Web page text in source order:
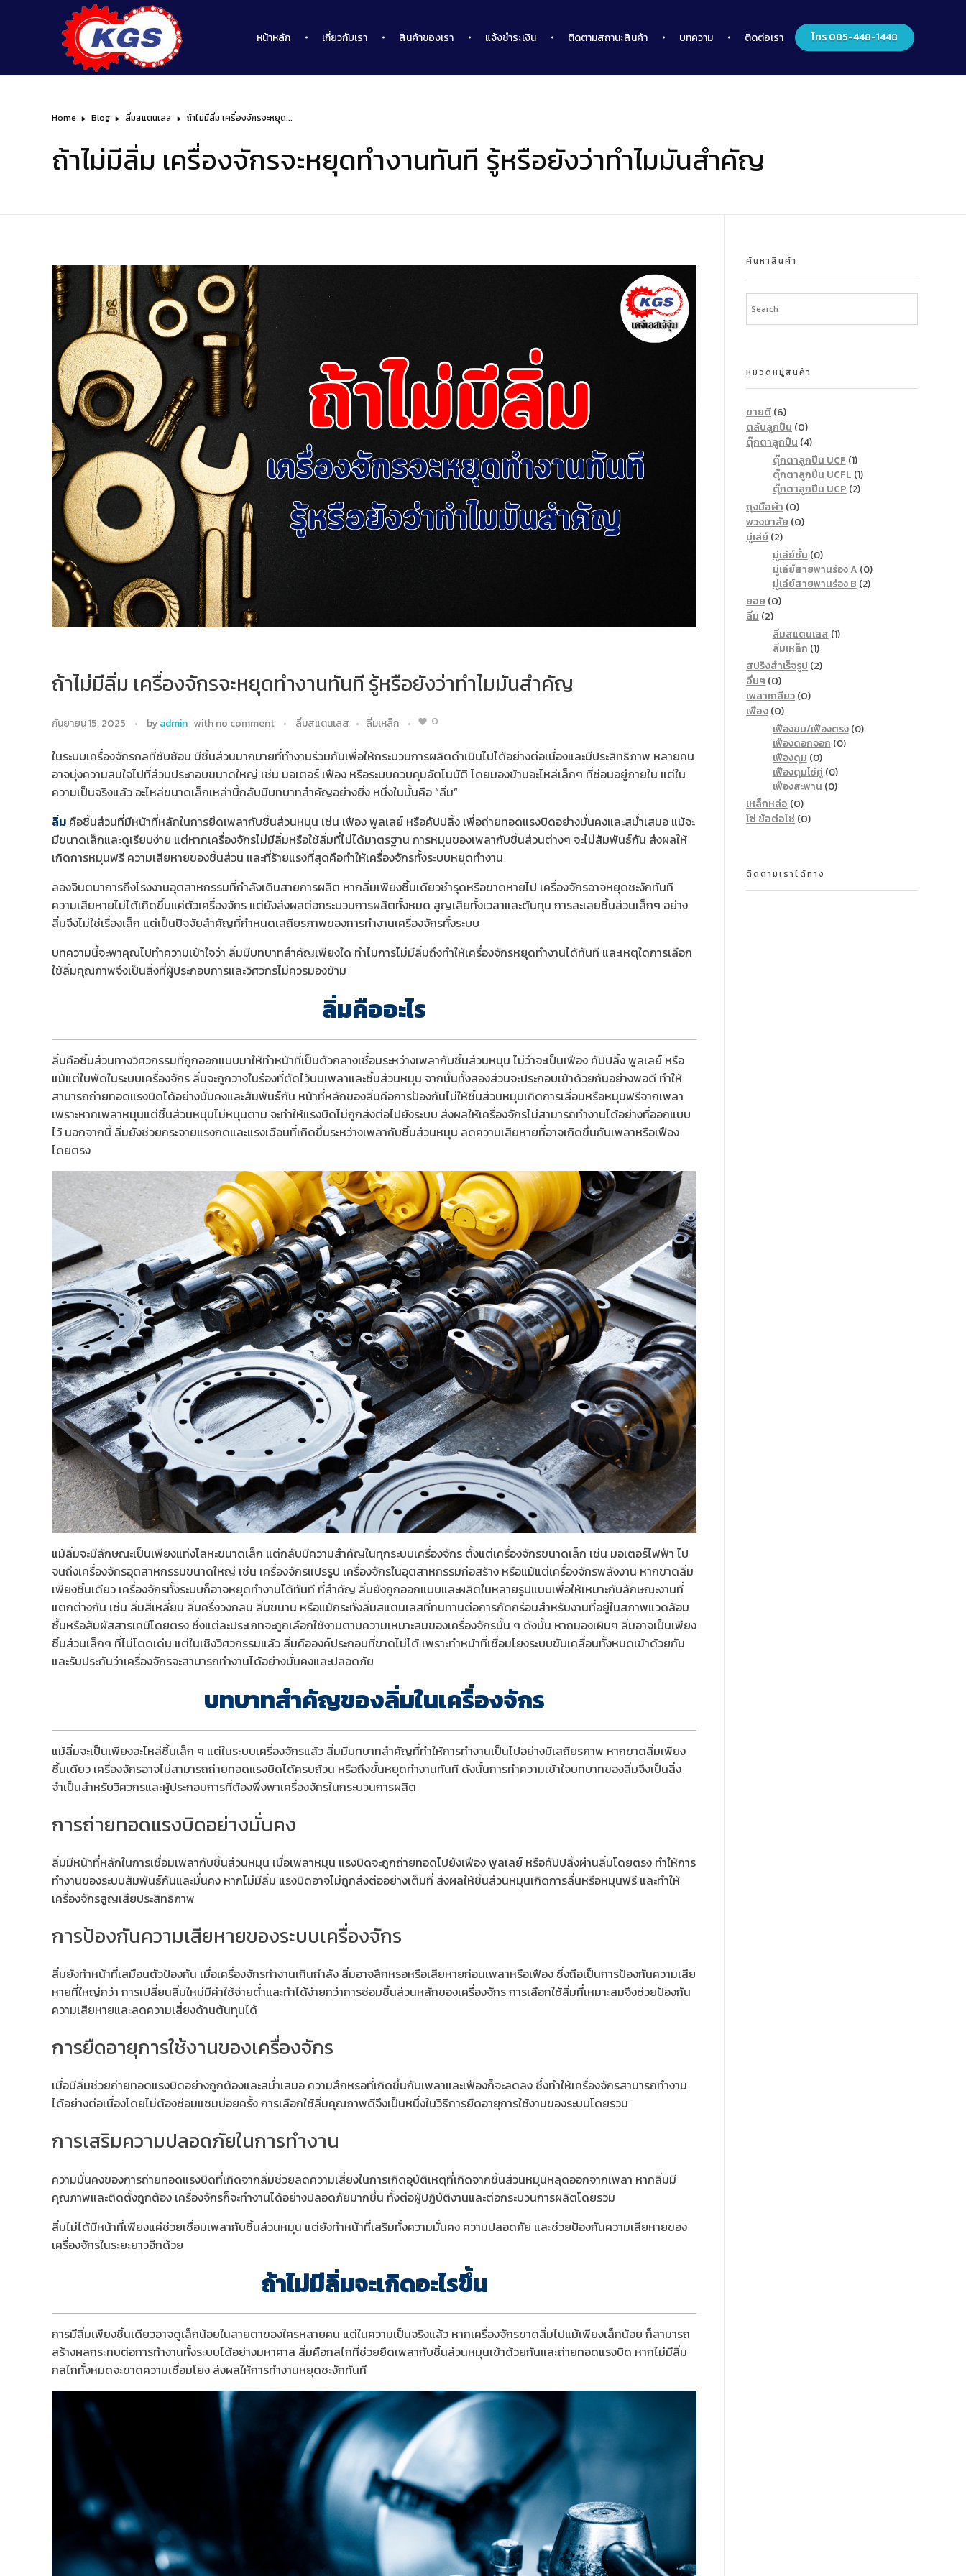
บริษัท เคจีเอส จำกัด
นำเข้า ผลิต จำหน่าย และรับงานสั่งทำพิเศษ เกี่ยวกับอะไหล่เครื่องจักรอุตสาหกรรมทุกชนิด
โทร 085-448-1448
หน้าหลัก เกี่ยวกับเรา สินค้าของเรา แจ้งชำระเงิน ติดตามสถานะสินค้า บทความ ติดต่อเรา
Home Blog ลิ่มสแตนเลส ถ้าไม่มีลิ่ม เครื่องจักรจะหยุด...
ถ้าไม่มีลิ่ม เครื่องจักรจะหยุดทำงานทันที รู้หรือยังว่าทำไมมันสำคัญ
ถ้าไม่มีลิ่ม เครื่องจักรจะหยุดทำงานทันที รู้หรือยังว่าทำไมมันสำคัญ
กันยายน 15, 2025 byadmin withno comment ลิ่มสแตนเลส ลิ่มเหล็ก 0
ในระบบเครื่องจักรกลที่ซับซ้อน มีชิ้นส่วนมากมายที่ทำงานร่วมกันเพื่อให้กระบวนการผลิตดำเนินไปได้อย่างต่อเนื่องและมีประสิทธิภาพ หลายคน
อาจมุ่งความสนใจไปที่ส่วนประกอบขนาดใหญ่ เช่น มอเตอร์ เฟือง หรือระบบควบคุมอัตโนมัติ โดยมองข้ามอะไหล่เล็กๆ ที่ซ่อนอยู่ภายใน แต่ใน
ความเป็นจริงแล้ว อะไหล่ขนาดเล็กเหล่านี้กลับมีบทบาทสำคัญอย่างยิ่ง หนึ่งในนั้นคือ “ลิ่ม”
ลิ่ม คือชิ้นส่วนที่มีหน้าที่หลักในการยึดเพลากับชิ้นส่วนหมุน เช่น เฟือง พูลเลย์ หรือคัปปลิ้ง เพื่อถ่ายทอดแรงบิดอย่างมั่นคงและสม่ำเสมอ แม้จะ
มีขนาดเล็กและดูเรียบง่าย แต่หากเครื่องจักรไม่มีลิ่มหรือใช้ลิ่มที่ไม่ได้มาตรฐาน การหมุนของเพลากับชิ้นส่วนต่างๆ จะไม่สัมพันธ์กัน ส่งผลให้
เกิดการหมุนฟรี ความเสียหายของชิ้นส่วน และที่ร้ายแรงที่สุดคือทำให้เครื่องจักรทั้งระบบหยุดทำงาน
ลองจินตนาการถึงโรงงานอุตสาหกรรมที่กำลังเดินสายการผลิต หากลิ่มเพียงชิ้นเดียวชำรุดหรือขาดหายไป เครื่องจักรอาจหยุดชะงักทันที
ความเสียหายไม่ได้เกิดขึ้นแค่ตัวเครื่องจักร แต่ยังส่งผลต่อกระบวนการผลิตทั้งหมด สูญเสียทั้งเวลาและต้นทุน การละเลยชิ้นส่วนเล็กๆ อย่าง
ลิ่มจึงไม่ใช่เรื่องเล็ก แต่เป็นปัจจัยสำคัญที่กำหนดเสถียรภาพของการทำงานเครื่องจักรทั้งระบบ
บทความนี้จะพาคุณไปทำความเข้าใจว่า ลิ่มมีบทบาทสำคัญเพียงใด ทำไมการไม่มีลิ่มถึงทำให้เครื่องจักรหยุดทำงานได้ทันที และเหตุใดการเลือก
ใช้ลิ่มคุณภาพจึงเป็นสิ่งที่ผู้ประกอบการและวิศวกรไม่ควรมองข้าม
ลิ่มคืออะไร
ลิ่มคือชิ้นส่วนทางวิศวกรรมที่ถูกออกแบบมาให้ทำหน้าที่เป็นตัวกลางเชื่อมระหว่างเพลากับชิ้นส่วนหมุน ไม่ว่าจะเป็นเฟือง คัปปลิ้ง พูลเลย์ หรือ
แม้แต่ใบพัดในระบบเครื่องจักร ลิ่มจะถูกวางในร่องที่ตัดไว้บนเพลาและชิ้นส่วนหมุน จากนั้นทั้งสองส่วนจะประกอบเข้าด้วยกันอย่างพอดี ทำให้
สามารถถ่ายทอดแรงบิดได้อย่างมั่นคงและสัมพันธ์กัน หน้าที่หลักของลิ่มคือการป้องกันไม่ให้ชิ้นส่วนหมุนเกิดการเลื่อนหรือหมุนฟรีจากเพลา
เพราะหากเพลาหมุนแต่ชิ้นส่วนหมุนไม่หมุนตาม จะทำให้แรงบิดไม่ถูกส่งต่อไปยังระบบ ส่งผลให้เครื่องจักรไม่สามารถทำงานได้อย่างที่ออกแบบ
ไว้ นอกจากนี้ ลิ่มยังช่วยกระจายแรงกดและแรงเฉือนที่เกิดขึ้นระหว่างเพลากับชิ้นส่วนหมุน ลดความเสียหายที่อาจเกิดขึ้นกับเพลาหรือเฟือง
โดยตรง
แม้ลิ่มจะมีลักษณะเป็นเพียงแท่งโลหะขนาดเล็ก แต่กลับมีความสำคัญในทุกระบบเครื่องจักร ตั้งแต่เครื่องจักรขนาดเล็ก เช่น มอเตอร์ไฟฟ้า ไป
จนถึงเครื่องจักรอุตสาหกรรมขนาดใหญ่ เช่น เครื่องจักรแปรรูป เครื่องจักรในอุตสาหกรรมก่อสร้าง หรือแม้แต่เครื่องจักรพลังงาน หากขาดลิ่ม
เพียงชิ้นเดียว เครื่องจักรทั้งระบบก็อาจหยุดทำงานได้ทันที ที่สำคัญ ลิ่มยังถูกออกแบบและผลิตในหลายรูปแบบเพื่อให้เหมาะกับลักษณะงานที่
แตกต่างกัน เช่น ลิ่มสี่เหลี่ยม ลิ่มครึ่งวงกลม ลิ่มขนาน หรือแม้กระทั่งลิ่มสแตนเลสที่ทนทานต่อการกัดกร่อนสำหรับงานที่อยู่ในสภาพแวดล้อม
ชื้นหรือสัมผัสสารเคมีโดยตรง ซึ่งแต่ละประเภทจะถูกเลือกใช้งานตามความเหมาะสมของเครื่องจักรนั้น ๆ ดังนั้น หากมองเผินๆ ลิ่มอาจเป็นเพียง
ชิ้นส่วนเล็กๆ ที่ไม่โดดเด่น แต่ในเชิงวิศวกรรมแล้ว ลิ่มคือองค์ประกอบที่ขาดไม่ได้ เพราะทำหน้าที่เชื่อมโยงระบบขับเคลื่อนทั้งหมดเข้าด้วยกัน
และรับประกันว่าเครื่องจักรจะสามารถทำงานได้อย่างมั่นคงและปลอดภัย
บทบาทสำคัญของลิ่มในเครื่องจักร
แม้ลิ่มจะเป็นเพียงอะไหล่ชิ้นเล็ก ๆ แต่ในระบบเครื่องจักรแล้ว ลิ่มมีบทบาทสำคัญที่ทำให้การทำงานเป็นไปอย่างมีเสถียรภาพ หากขาดลิ่มเพียง
ชิ้นเดียว เครื่องจักรอาจไม่สามารถถ่ายทอดแรงบิดได้ครบถ้วน หรือถึงขั้นหยุดทำงานทันที ดังนั้นการทำความเข้าใจบทบาทของลิ่มจึงเป็นสิ่ง
จำเป็นสำหรับวิศวกรและผู้ประกอบการที่ต้องพึ่งพาเครื่องจักรในกระบวนการผลิต
การถ่ายทอดแรงบิดอย่างมั่นคง
ลิ่มมีหน้าที่หลักในการเชื่อมเพลากับชิ้นส่วนหมุน เมื่อเพลาหมุน แรงบิดจะถูกถ่ายทอดไปยังเฟือง พูลเลย์ หรือคัปปลิ้งผ่านลิ่มโดยตรง ทำให้การ
ทำงานของระบบสัมพันธ์กันและมั่นคง หากไม่มีลิ่ม แรงบิดอาจไม่ถูกส่งต่ออย่างเต็มที่ ส่งผลให้ชิ้นส่วนหมุนเกิดการลื่นหรือหมุนฟรี และทำให้
เครื่องจักรสูญเสียประสิทธิภาพ
การป้องกันความเสียหายของระบบเครื่องจักร
ลิ่มยังทำหน้าที่เสมือนตัวป้องกัน เมื่อเครื่องจักรทำงานเกินกำลัง ลิ่มอาจสึกหรอหรือเสียหายก่อนเพลาหรือเฟือง ซึ่งถือเป็นการป้องกันความเสีย
หายที่ใหญ่กว่า การเปลี่ยนลิ่มใหม่มีค่าใช้จ่ายต่ำและทำได้ง่ายกว่าการซ่อมชิ้นส่วนหลักของเครื่องจักร การเลือกใช้ลิ่มที่เหมาะสมจึงช่วยป้องกัน
ความเสียหายและลดความเสี่ยงด้านต้นทุนได้
การยืดอายุการใช้งานของเครื่องจักร
เมื่อมีลิ่มช่วยถ่ายทอดแรงบิดอย่างถูกต้องและสม่ำเสมอ ความสึกหรอที่เกิดขึ้นกับเพลาและเฟืองก็จะลดลง ซึ่งทำให้เครื่องจักรสามารถทำงาน
ได้อย่างต่อเนื่องโดยไม่ต้องซ่อมแซมบ่อยครั้ง การเลือกใช้ลิ่มคุณภาพดีจึงเป็นหนึ่งในวิธีการยืดอายุการใช้งานของระบบโดยรวม
การเสริมความปลอดภัยในการทำงาน
ความมั่นคงของการถ่ายทอดแรงบิดที่เกิดจากลิ่มช่วยลดความเสี่ยงในการเกิดอุบัติเหตุที่เกิดจากชิ้นส่วนหมุนหลุดออกจากเพลา หากลิ่มมี
คุณภาพและติดตั้งถูกต้อง เครื่องจักรก็จะทำงานได้อย่างปลอดภัยมากขึ้น ทั้งต่อผู้ปฏิบัติงานและต่อกระบวนการผลิตโดยรวม
ลิ่มไม่ได้มีหน้าที่เพียงแค่ช่วยเชื่อมเพลากับชิ้นส่วนหมุน แต่ยังทำหน้าที่เสริมทั้งความมั่นคง ความปลอดภัย และช่วยป้องกันความเสียหายของ
เครื่องจักรในระยะยาวอีกด้วย
ถ้าไม่มีลิ่มจะเกิดอะไรขึ้น
การมีลิ่มเพียงชิ้นเดียวอาจดูเล็กน้อยในสายตาของใครหลายคน แต่ในความเป็นจริงแล้ว หากเครื่องจักรขาดลิ่มไปแม้เพียงเล็กน้อย ก็สามารถ
สร้างผลกระทบต่อการทำงานทั้งระบบได้อย่างมหาศาล ลิ่มคือกลไกที่ช่วยยึดเพลากับชิ้นส่วนหมุนเข้าด้วยกันและถ่ายทอดแรงบิด หากไม่มีลิ่ม
กลไกทั้งหมดจะขาดความเชื่อมโยง ส่งผลให้การทำงานหยุดชะงักทันที
ค้นหาสินค้า
หมวดหมู่สินค้า
ขายดี(6)
ตลับลูกปืน(0)
ตุ๊กตาลูกปืน(4)
ตุ๊กตาลูกปืน UCF (1)
ตุ๊กตาลูกปืน UCFL (1)
ตุ๊กตาลูกปืน UCP (2)
ถุงมือผ้า (0)
พวงมาลัย (0)
มู่เล่ย์(2)
มู่เล่ย์ชั้น (0)
มู่เล่ย์สายพานร่อง A (0)
มู่เล่ย์สายพานร่อง B (2)
ยอย (0)
ลิ่ม (2)
ลิ่มสแตนเลส (1)
ลิ่มเหล็ก (1)
สปริงสำเร็จรูป (2)
อื่นๆ (0)
เพลาเกลียว(0)
เฟือง(0)
เฟืองขบ/เฟืองตรง (0)
เฟืองดอกจอก (0)
เฟืองดุม (0)
เฟืองดุมโซ่คู่ (0)
เฟืองสะพาน (0)
เหล็กหล่อ (0)
โซ่ ข้อต่อโซ่ (0)
ติดตามเราได้ทาง